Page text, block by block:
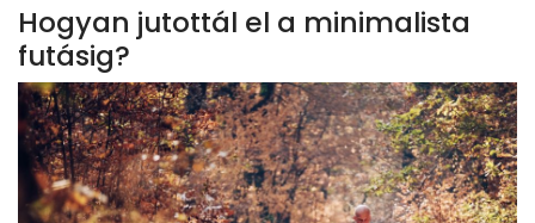
Hogyan jutottál el a minimalista
futásig?